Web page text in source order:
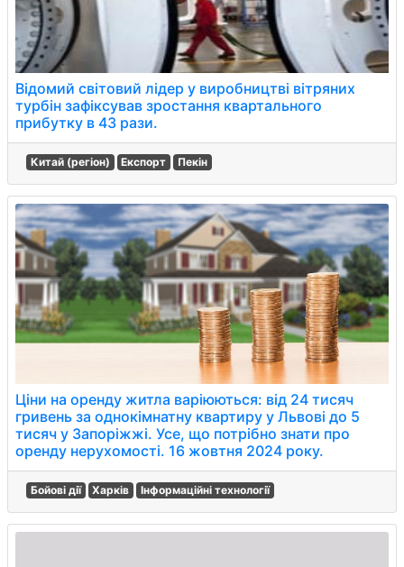
Відомий світовий лідер у виробництві вітряних
турбін зафіксував зростання квартального
прибутку в 43 рази.
Китай (регіон) Експорт Пекін
Ціни на оренду житла варіюються: від 24 тисяч
гривень за однокімнатну квартиру у Львові до 5
тисяч у Запоріжжі. Усе, що потрібно знати про
оренду нерухомості. 16 жовтня 2024 року.
Бойові дії Харків Інформаційні технології